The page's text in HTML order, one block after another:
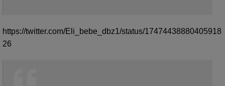
https://twitter.com/Eli_bebe_dbz1/status/17474438880405918
26